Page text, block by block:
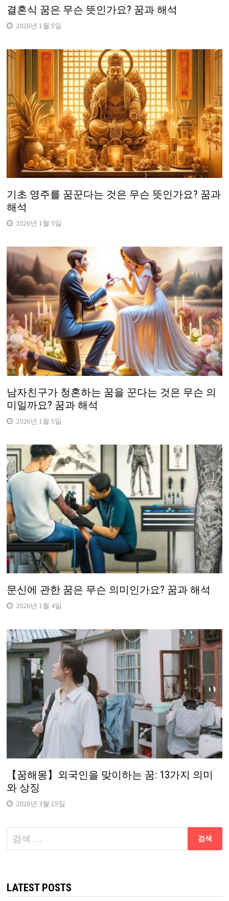
결혼식 꿈은 무슨 뜻인가요? 꿈과 해석
2026년 1월 5일
기초 영주를 꿈꾼다는 것은 무슨 뜻인가요? 꿈과
해석
2026년 1월 5일
남자친구가 청혼하는 꿈을 꾼다는 것은 무슨 의
미일까요? 꿈과 해석
2026년 1월 5일
문신에 관한 꿈은 무슨 의미인가요? 꿈과 해석
2026년 1월 4일
【꿈해몽】외국인을 맞이하는 꿈: 13가지 의미
와 상징
2026년 3월 15일
다
음
LATEST POSTS